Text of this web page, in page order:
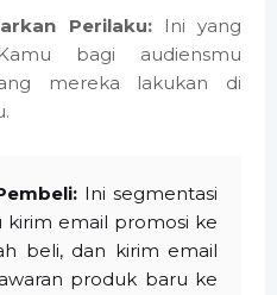
Perilaku:Ini yang
bagi audiensmu
mereka lakukan di
Ini segmentasi
kirim email promosi ke
beli, dan kirim email
produk baru ke